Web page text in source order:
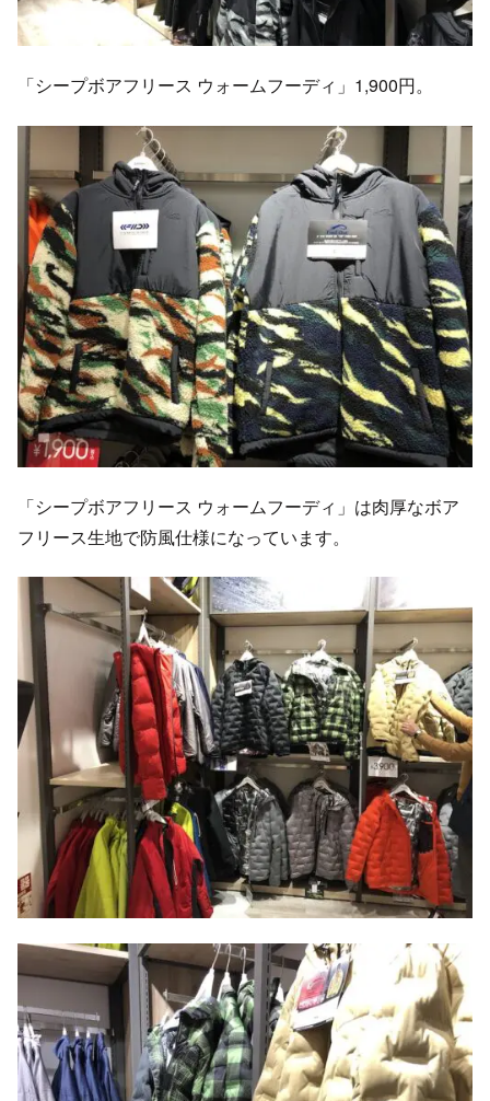
「シープボアフリース ウォームフーディ」1,900円。
「シープボアフリース ウォームフーディ」は肉厚なボア
フリース生地で防風仕様になっています。